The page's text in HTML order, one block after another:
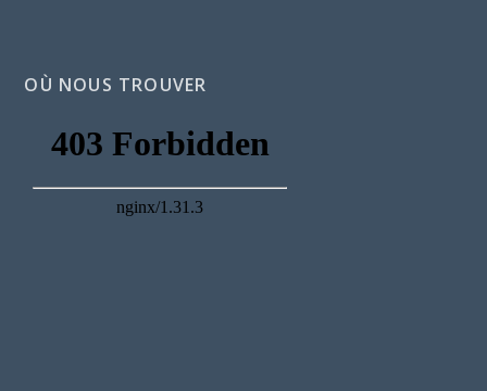
OÙ NOUS TROUVER